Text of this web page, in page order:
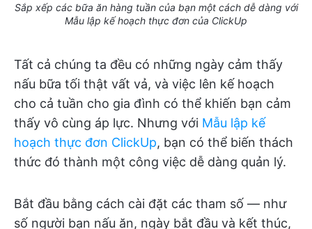
Sắp xếp các bữa ăn hàng tuần của bạn một cách dễ dàng với
Mẫu lập kế hoạch thực đơn của ClickUp
Tất cả chúng ta đều có những ngày cảm thấy
nấu bữa tối thật vất vả, và việc lên kế hoạch
cho cả tuần cho gia đình có thể khiến bạn cảm
thấy vô cùng áp lực. Nhưng với Mẫu lập kế
hoạch thực đơn ClickUp, bạn có thể biến thách
thức đó thành một công việc dễ dàng quản lý.
Bắt đầu bằng cách cài đặt các tham số — như
số người bạn nấu ăn, ngày bắt đầu và kết thúc,